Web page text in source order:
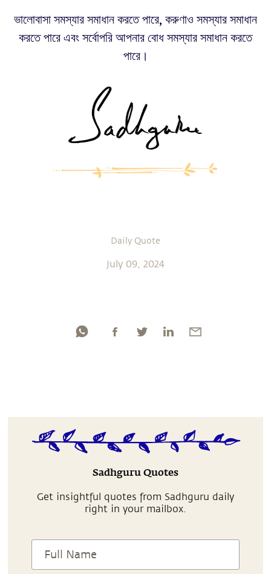
ভালোবাসা সমস্যার সমাধান করতে পারে, করুণাও সমস্যার সমাধান
করতে পারে এবং সর্বোপরি আপনার বোধ সমস্যার সমাধান করতে
পারে।
Daily Quote
July 09, 2024
Sadhguru Quotes
Get insightful quotes from Sadhguru daily
right in your mailbox.